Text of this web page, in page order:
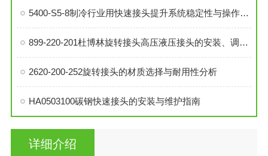
5400-S5-8制冷行业用快速接头提升系统稳定性与操作便捷性
899-220-201杜博林旋转接头高压液压接头的安装、调试与维护技巧
2620-200-252旋转接头的材质选择与耐用性分析
HA0503100碳钢快速接头的安装与维护指南
详细介绍